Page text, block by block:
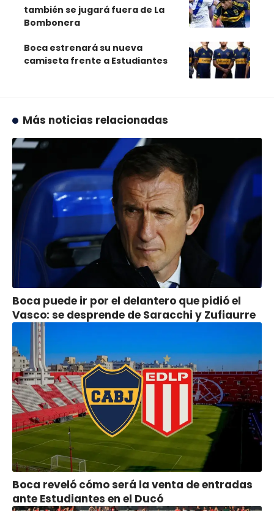
también se jugará fuera de La
Bombonera
Boca estrenará su nueva
camiseta frente a Estudiantes
Más noticias relacionadas
Boca puede ir por el delantero que pidió el
Vasco: se desprende de Saracchi y Zufiaurre
Boca reveló cómo será la venta de entradas
ante Estudiantes en el Ducó